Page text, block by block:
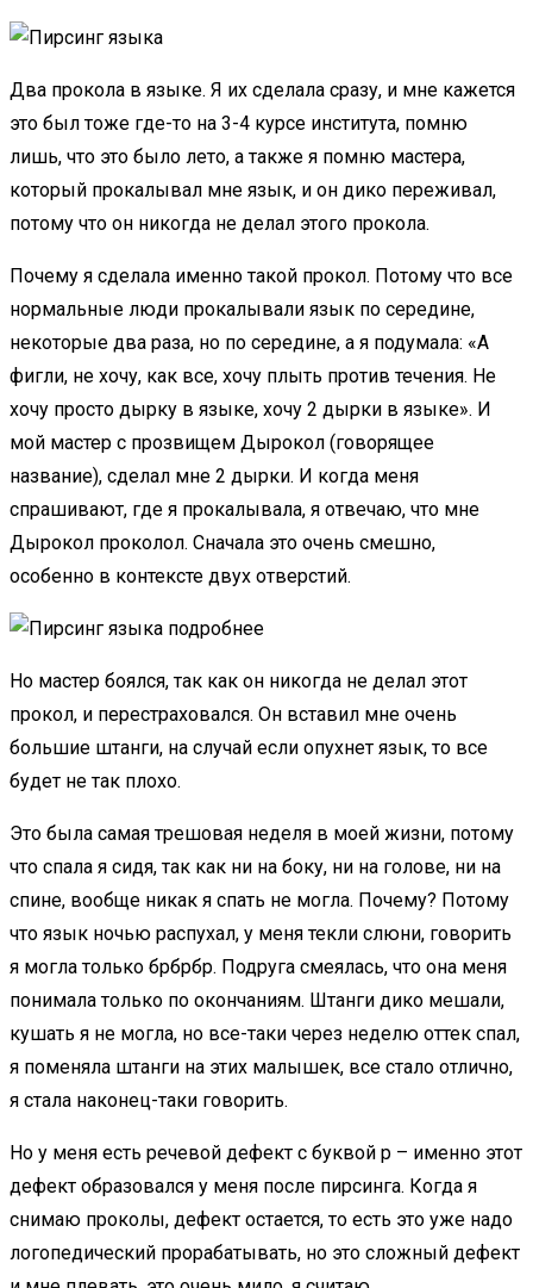
Два прокола в языке. Я их сделала сразу, и мне кажется
это был тоже где-то на 3-4 курсе института, помню
лишь, что это было лето, а также я помню мастера,
который прокалывал мне язык, и он дико переживал,
потому что он никогда не делал этого прокола.
Почему я сделала именно такой прокол. Потому что все
нормальные люди прокалывали язык по середине,
некоторые два раза, но по середине, а я подумала: «А
фигли, не хочу, как все, хочу плыть против течения. Не
хочу просто дырку в языке, хочу 2 дырки в языке». И
мой мастер с прозвищем Дырокол (говорящее
название), сделал мне 2 дырки. И когда меня
спрашивают, где я прокалывала, я отвечаю, что мне
Дырокол проколол. Сначала это очень смешно,
особенно в контексте двух отверстий.
Но мастер боялся, так как он никогда не делал этот
прокол, и перестраховался. Он вставил мне очень
большие штанги, на случай если опухнет язык, то все
будет не так плохо.
Это была самая трешовая неделя в моей жизни, потому
что спала я сидя, так как ни на боку, ни на голове, ни на
спине, вообще никак я спать не могла. Почему? Потому
что язык ночью распухал, у меня текли слюни, говорить
я могла только брбрбр. Подруга смеялась, что она меня
понимала только по окончаниям. Штанги дико мешали,
кушать я не могла, но все-таки через неделю оттек спал,
я поменяла штанги на этих малышек, все стало отлично,
я стала наконец-таки говорить.
Но у меня есть речевой дефект с буквой р – именно этот
дефект образовался у меня после пирсинга. Когда я
снимаю проколы, дефект остается, то есть это уже надо
логопедический прорабатывать, но это сложный дефект